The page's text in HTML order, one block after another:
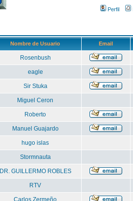
Perfil
Nombre de Usuario Email
Rosenbush
eagle
Sir Stuka
Miguel Ceron
Roberto
Manuel Guajardo
hugo islas
Stormnauta
DR. GUILLERMO ROBLES
RTV
Carlos Zermeño